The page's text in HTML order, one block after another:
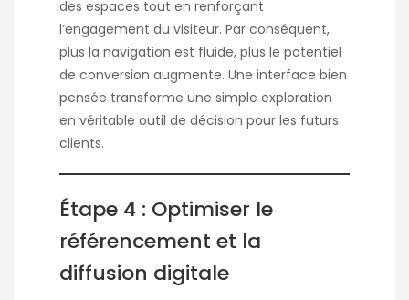
des espaces tout en renforçant
l’engagement du visiteur. Par conséquent,
plus la navigation est fluide, plus le potentiel
de conversion augmente. Une interface bien
pensée transforme une simple exploration
en véritable outil de décision pour les futurs
clients.
Étape 4 : Optimiser le
référencement et la
diffusion digitale